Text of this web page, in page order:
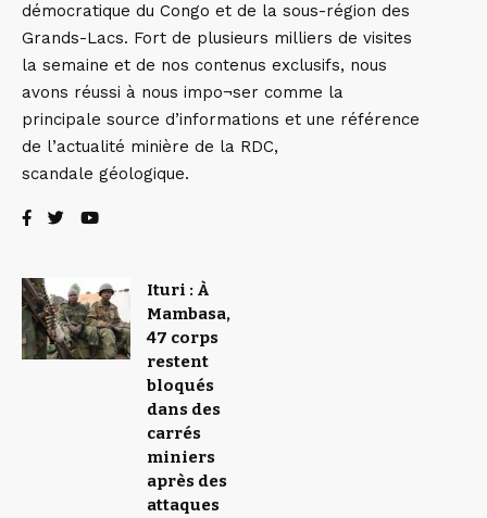
démocratique du Congo et de la sous-région des
Grands-Lacs. Fort de plusieurs milliers de visites
la semaine et de nos contenus exclusifs, nous
avons réussi à nous impo¬ser comme la
principale source d’informations et une référence
de l’actualité minière de la RDC,
scandale géologique.
Ituri : À
Mambasa,
47 corps
restent
bloqués
dans des
carrés
miniers
après des
attaques